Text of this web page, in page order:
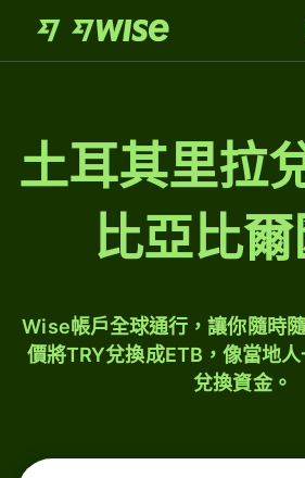
土耳其里拉
比亞比
Wise帳戶全球通行，讓你隨時
價將TRY兌換成ETB，像當地
兌換資金。